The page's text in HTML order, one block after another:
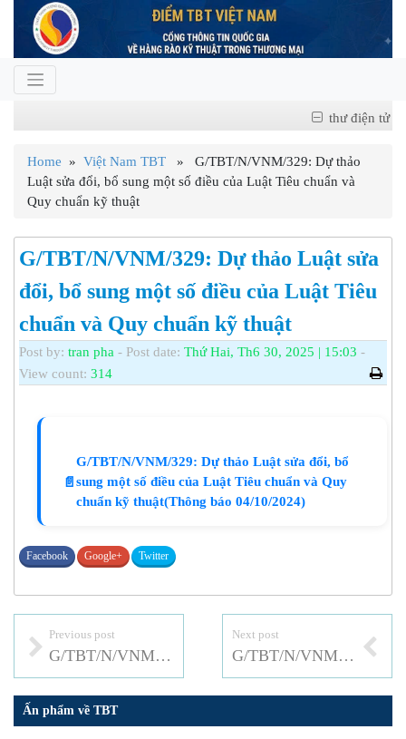
thư điện tử
Home » Việt Nam TBT » G/TBT/N/VNM/329: Dự thảo
Luật sửa đổi, bổ sung một số điều của Luật Tiêu chuẩn và
Quy chuẩn kỹ thuật
G/TBT/N/VNM/329: Dự thảo Luật sửa
đổi, bổ sung một số điều của Luật Tiêu
chuẩn và Quy chuẩn kỹ thuật
Post by: tran pha - Post date: Thứ Hai, Th6 30, 2025 | 15:03 -
View count: 314
📄
G/TBT/N/VNM/329: Dự thảo Luật sửa đổi, bổ
sung một số điều của Luật Tiêu chuẩn và Quy
chuẩn kỹ thuật(Thông báo 04/10/2024)
Facebook Google+ Twitter
Previous post
G/TBT/N/VNM/275/Rev.1: SỬA ĐỔI QUY CHUẨN KỸ THUẬT QUỐC GIA VỀ CHẤT LƯỢNG AN TOÀN KỸ THUẬT VÀ BẢO VỆ MÔI TRƯỜNG ĐỐI VỚI RƠ MOÓC VÀ SƠ MI RƠ MOÓC
Next post
G/TBT/N/VNM/330: Dự thảo QCKTQG về thuốc lá
Ấn phẩm về TBT